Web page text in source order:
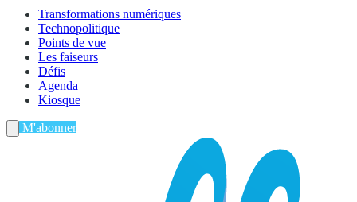
Transformations numériques
Technopolitique
Points de vue
Les faiseurs
Défis
Agenda
Kiosque
M'abonner